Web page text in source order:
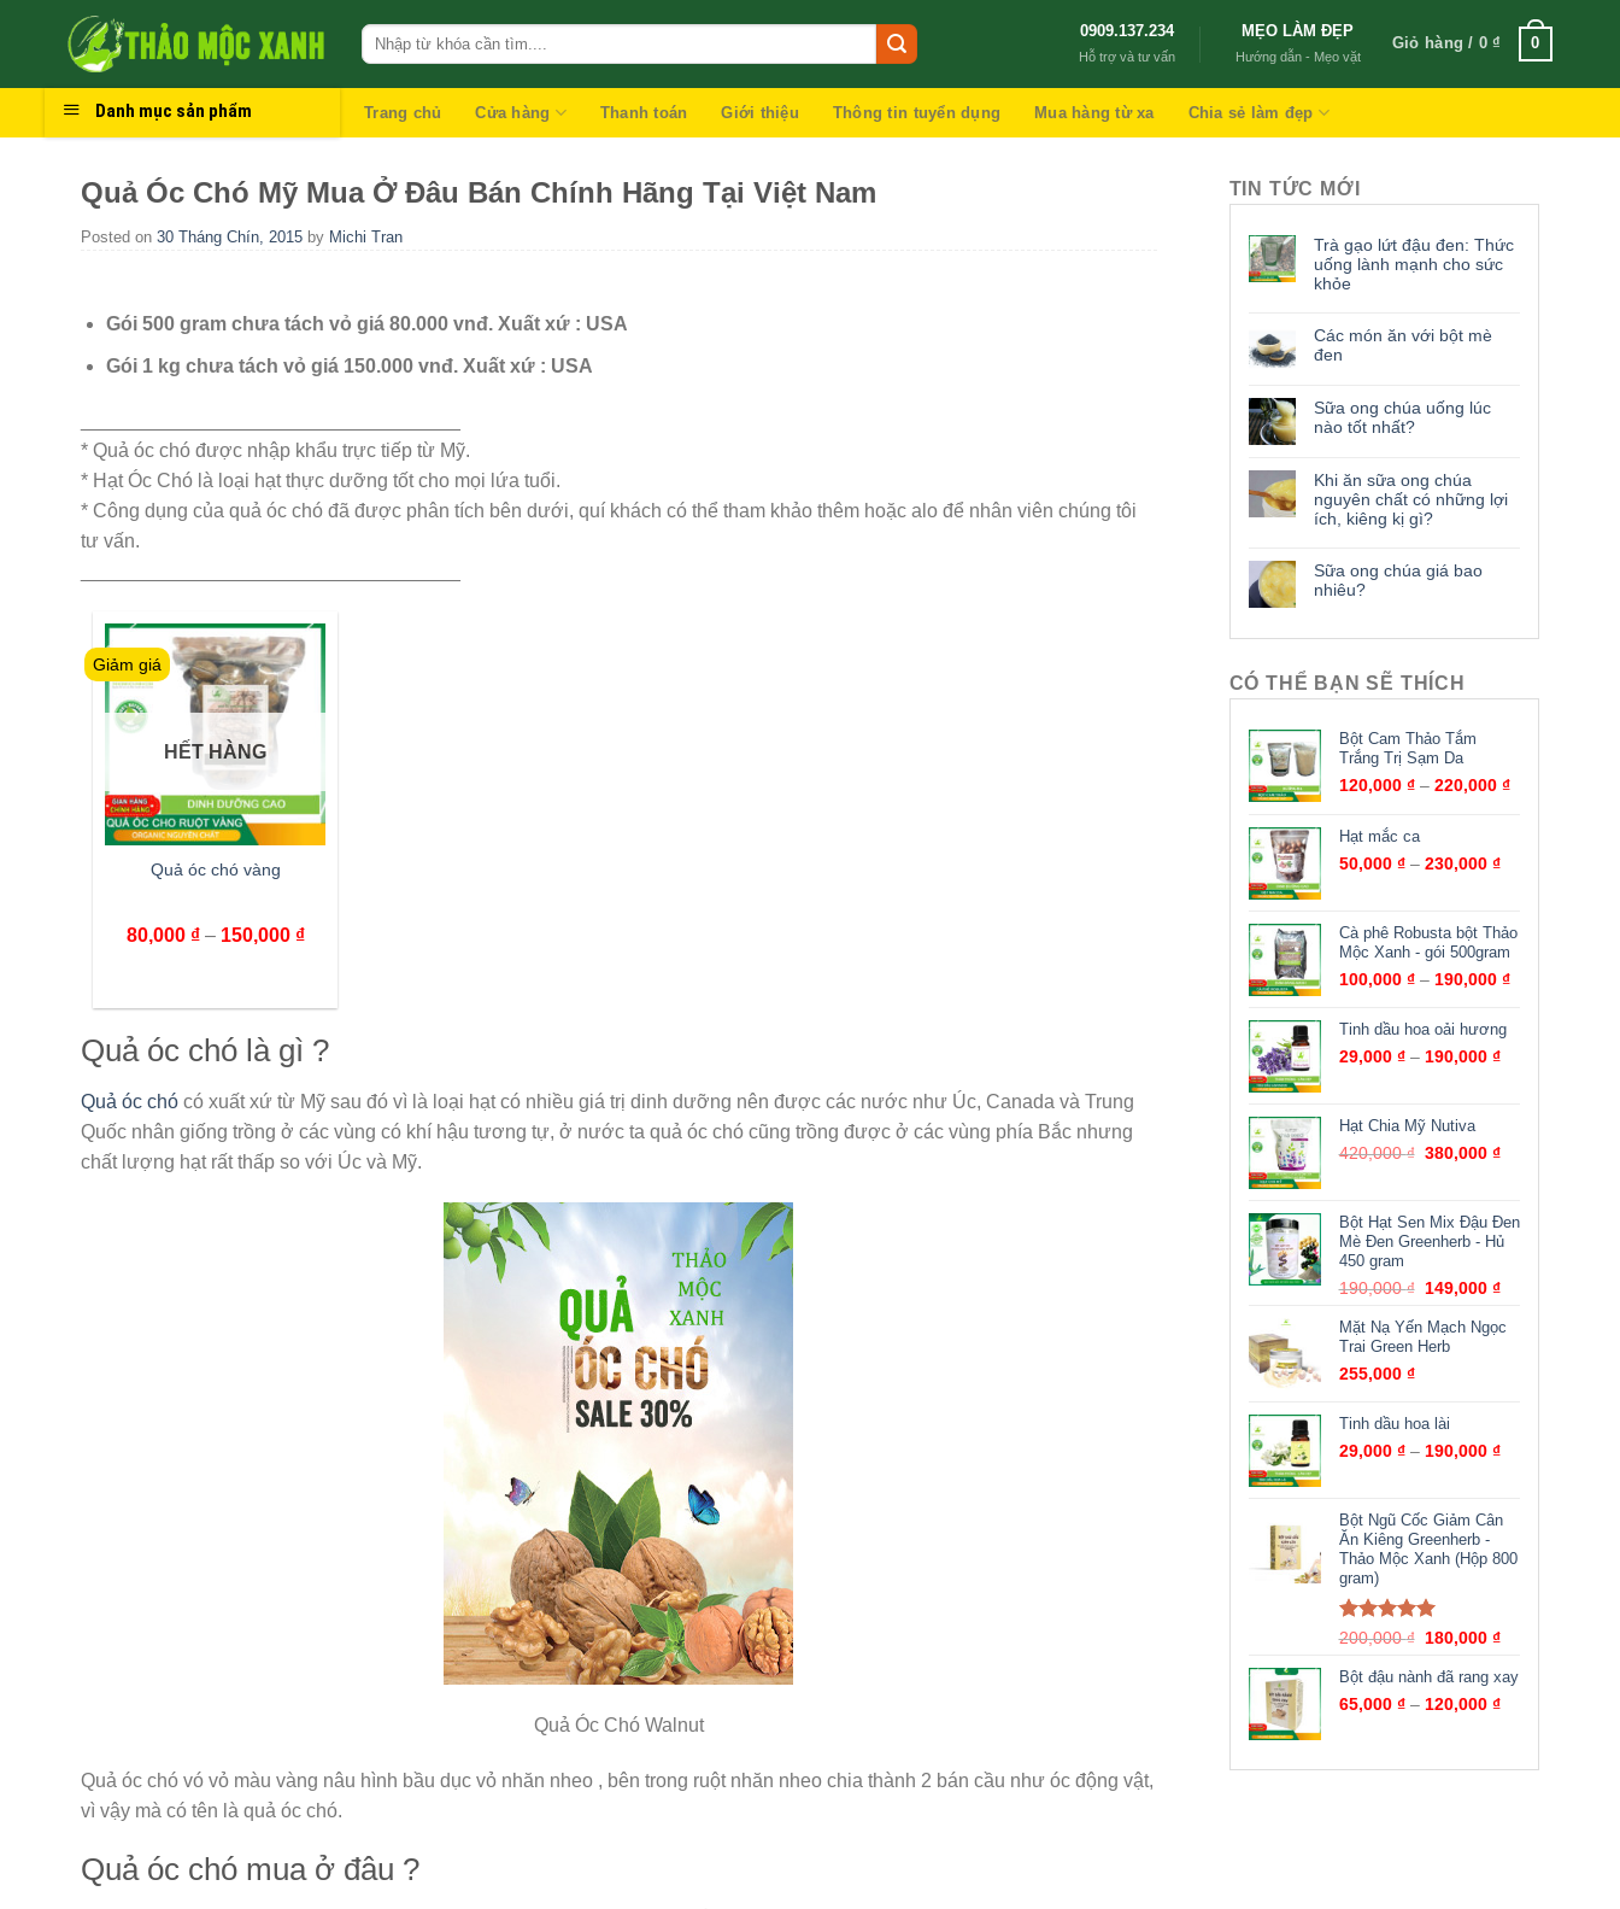
0909.137.234
Hỗ trợ và tư vấn
MẸO LÀM ĐẸP
Hướng dẫn - Mẹo vặt
Giỏ hàng / 0₫ 0
Danh mục sản phẩm Trang chủ Cửa hàng Thanh toán Giới thiệu Thông tin tuyển dụng Mua hàng từ xa Chia sẻ làm đẹp
Quả Óc Chó Mỹ Mua Ở Đâu Bán Chính Hãng Tại Việt Nam
Posted on 30 Tháng Chín, 2015 by Michi Tran
Gói 500 gram chưa tách vỏ giá 80.000 vnđ. Xuất xứ : USA
Gói 1 kg chưa tách vỏ giá 150.000 vnđ. Xuất xứ : USA
* Quả óc chó được nhập khẩu trực tiếp từ Mỹ.
* Hạt Óc Chó là loại hạt thực dưỡng tốt cho mọi lứa tuổi.
* Công dụng của quả óc chó đã được phân tích bên dưới, quí khách có thể tham khảo thêm hoặc alo để nhân viên chúng tôi
tư vấn.
Giảm giá
HẾT HÀNG
Quả óc chó vàng
80,000 ₫– 150,000 ₫
Quả óc chó là gì ?
Quả óc chó có xuất xứ từ Mỹ sau đó vì là loại hạt có nhiều giá trị dinh dưỡng nên được các nước như Úc, Canada và Trung
Quốc nhân giống trồng ở các vùng có khí hậu tương tự, ở nước ta quả óc chó cũng trồng được ở các vùng phía Bắc nhưng
chất lượng hạt rất thấp so với Úc và Mỹ.
Quả Óc Chó Walnut
Quả óc chó vó vỏ màu vàng nâu hình bầu dục vỏ nhăn nheo , bên trong ruột nhăn nheo chia thành 2 bán cầu như óc động vật,
vì vậy mà có tên là quả óc chó.
Quả óc chó mua ở đâu ?
TIN TỨC MỚI
Trà gạo lứt đậu đen: Thức
uống lành mạnh cho sức
khỏe
Các món ăn với bột mè
đen
Sữa ong chúa uống lúc
nào tốt nhất?
Khi ăn sữa ong chúa
nguyên chất có những lợi
ích, kiêng kị gì?
Sữa ong chúa giá bao
nhiêu?
CÓ THỂ BẠN SẼ THÍCH
Bột Cam Thảo Tắm
Trắng Trị Sạm Da
120,000 ₫– 220,000 ₫
Hạt mắc ca
50,000 ₫– 230,000 ₫
Cà phê Robusta bột Thảo
Mộc Xanh - gói 500gram
100,000 ₫– 190,000 ₫
Tinh dầu hoa oải hương
29,000 ₫– 190,000 ₫
Hạt Chia Mỹ Nutiva
420,000₫ 380,000 ₫
Bột Hạt Sen Mix Đậu Đen
Mè Đen Greenherb - Hủ
450 gram
190,000₫ 149,000 ₫
Mặt Nạ Yến Mạch Ngọc
Trai Green Herb
255,000 ₫
Tinh dầu hoa lài
29,000 ₫– 190,000 ₫
Bột Ngũ Cốc Giảm Cân
Ăn Kiêng Greenherb -
Thảo Mộc Xanh (Hộp 800
gram)
Được xếp
sao
200,000₫ 180,000 ₫
Bột đậu nành đã rang xay
65,000 ₫– 120,000 ₫